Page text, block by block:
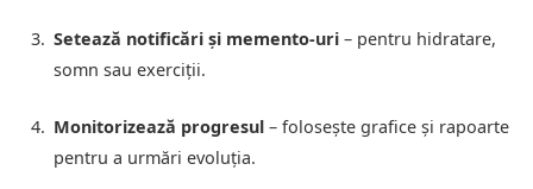
Setează notificări și memento-uri – pentru hidratare,
somn sau exerciții.
Monitorizează progresul – folosește grafice și rapoarte
pentru a urmări evoluția.